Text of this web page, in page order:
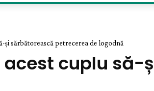
și sărbătorească petrecerea de logodnă
cuplu